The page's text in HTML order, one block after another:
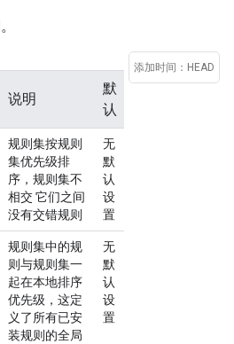
添加时间：HEAD
说明
默
认
规则集按规则
集优先级排
序，规则集不
相交 它们之间
没有交错规则
无
默
认
设
置
规则集中的规
则与规则集一
起在本地排序
优先级，这定
义了所有已安
装规则的全局
无
默
认
设
置